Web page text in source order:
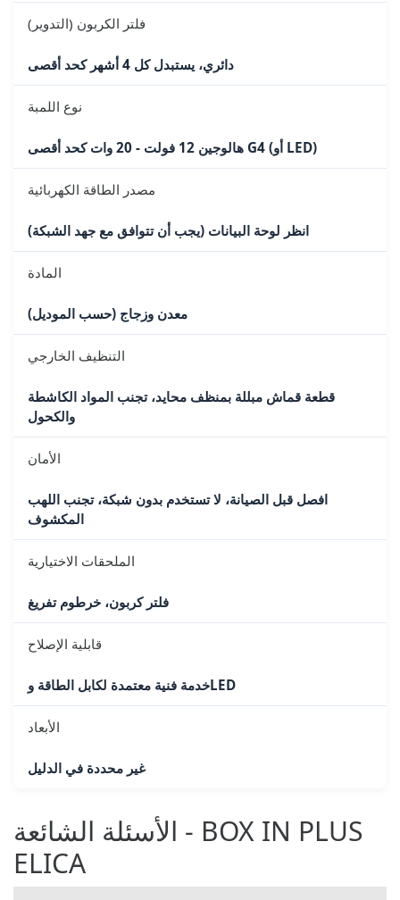
فلتر الكربون (التدوير)
دائري، يستبدل كل 4 أشهر كحد أقصى
نوع اللمبة
هالوجين 12 فولت - 20 وات كحد أقصى G4 (أو LED)
مصدر الطاقة الكهربائية
انظر لوحة البيانات (يجب أن تتوافق مع جهد الشبكة)
المادة
معدن وزجاج (حسب الموديل)
التنظيف الخارجي
قطعة قماش مبللة بمنظف محايد، تجنب المواد الكاشطة
والكحول
الأمان
افصل قبل الصيانة، لا تستخدم بدون شبكة، تجنب اللهب
المكشوف
الملحقات الاختيارية
فلتر كربون، خرطوم تفريغ
قابلية الإصلاح
خدمة فنية معتمدة لكابل الطاقة وLED
الأبعاد
غير محددة في الدليل
الأسئلة الشائعة - BOX IN PLUS
ELICA